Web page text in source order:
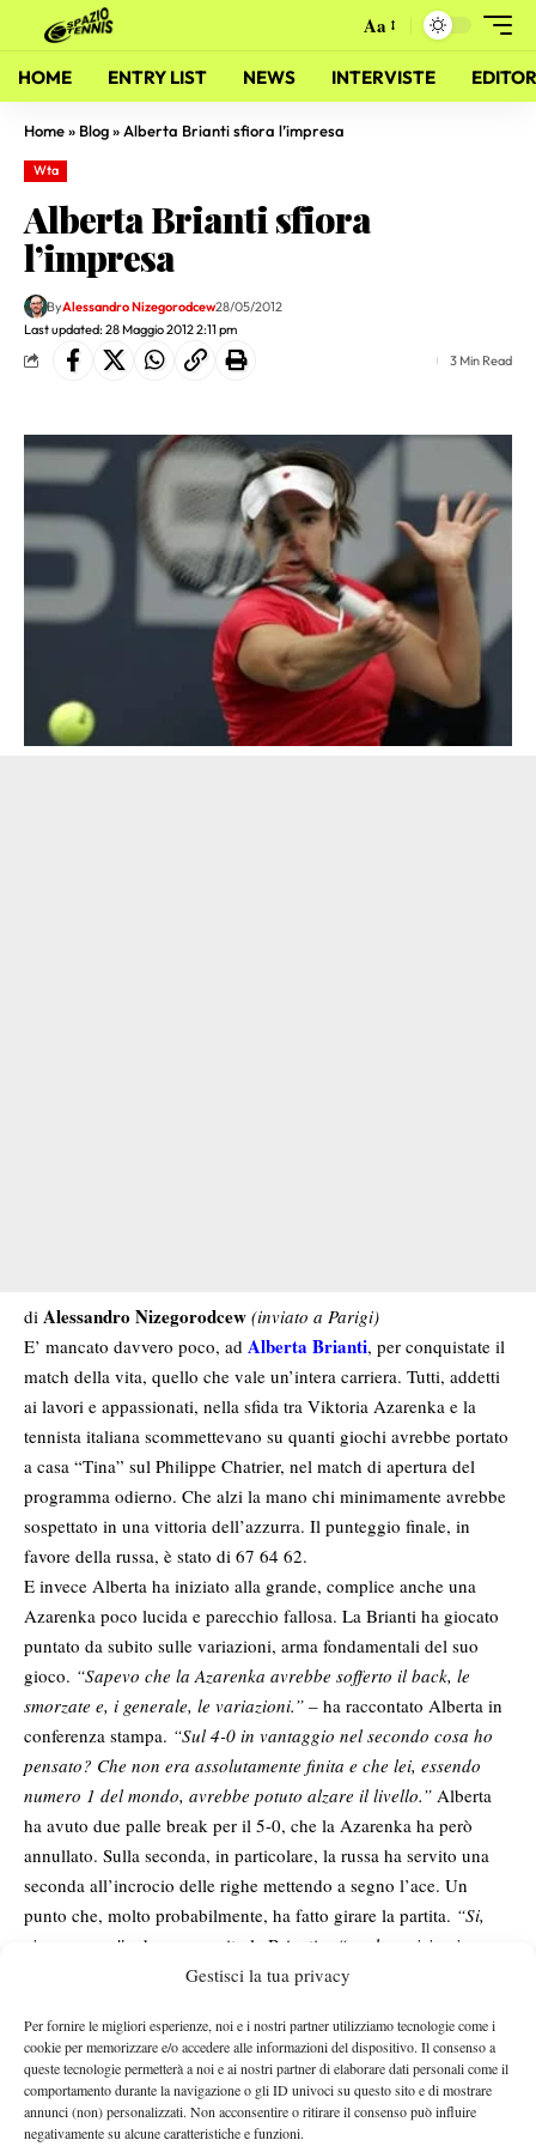
Gestisci la tua privacy
Per fornire le migliori esperienze, noi e i nostri partner utilizziamo tecnologie come i
cookie per memorizzare e/o accedere alle informazioni del dispositivo. Il consenso a
queste tecnologie permetterà a noi e ai nostri partner di elaborare dati personali come il
comportamento durante la navigazione o gli ID univoci su questo sito e di mostrare
annunci (non) personalizzati. Non acconsentire o ritirare il consenso può influire
negativamente su alcune caratteristiche e funzioni.
Aa
HOME ENTRY LIST NEWS INTERVISTE
Home» Blog» Alberta Brianti sfiora l’impresa
Wta
Alberta Brianti sfiora
l’impresa
Last updated: 28 Maggio 2012 2:11 pm
ByAlessandro Nizegorodcew28/05/2012
3 Min Read
di Alessandro Nizegorodcew (inviato a Parigi)
E’ mancato davvero poco, ad Alberta Brianti, per conquistate il
match della vita, quello che vale un’intera carriera. Tutti, addetti
ai lavori e appassionati, nella sfida tra Viktoria Azarenka e la
tennista italiana scommettevano su quanti giochi avrebbe portato
a casa “Tina” sul Philippe Chatrier, nel match di apertura del
programma odierno. Che alzi la mano chi minimamente avrebbe
sospettato in una vittoria dell’azzurra. Il punteggio finale, in
favore della russa, è stato di 67 64 62.
E invece Alberta ha iniziato alla grande, complice anche una
Azarenka poco lucida e parecchio fallosa. La Brianti ha giocato
puntato da subito sulle variazioni, arma fondamentali del suo
gioco. “Sapevo che la Azarenka avrebbe sofferto il back, le
smorzate e, i generale, le variazioni.” – ha raccontato Alberta in
conferenza stampa. “Sul 4-0 in vantaggio nel secondo cosa ho
pensato? Che non era assolutamente finita e che lei, essendo
numero 1 del mondo, avrebbe potuto alzare il livello.” Alberta
ha avuto due palle break per il 5-0, che la Azarenka ha però
annullato. Sulla seconda, in particolare, la russa ha servito una
seconda all’incrocio delle righe mettendo a segno l’ace. Un
punto che, molto probabilmente, ha fatto girare la partita. “Si,
sicuramente” – ha proseguito la Brianti – “quel servizio vincente
ha pesato abbastanza sull’andamento del secondo set. Diciamo
sbagliato anche io, perché ho smesso di essere aggressiva come
avevo fatto fino a quel momento. Ci ho comunque provato sino
alla fine e sono contenta del tennis che ho espresso. Mi sentivo
bene in questi giorni e sapevo di poter fare un bel match.”